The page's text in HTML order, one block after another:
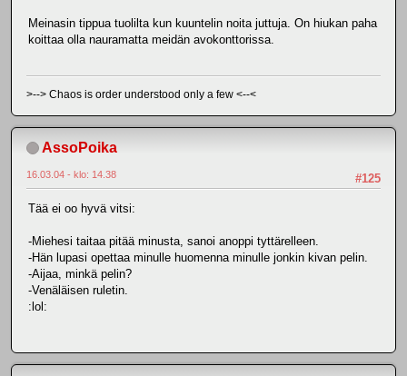
Meinasin tippua tuolilta kun kuuntelin noita juttuja. On hiukan paha
koittaa olla nauramatta meidän avokonttorissa.
>--> Chaos is order understood only a few <--<
AssoPoika
#125
16.03.04 - klo: 14.38
Tää ei oo hyvä vitsi:
-Miehesi taitaa pitää minusta, sanoi anoppi tyttärelleen.
-Hän lupasi opettaa minulle huomenna minulle jonkin kivan pelin.
-Aijaa, minkä pelin?
-Venäläisen ruletin.
:lol: